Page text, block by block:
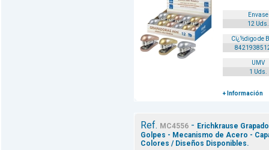
Envase
12 Uds.
Cï¿½digo de
UMV
1 Uds.
+ Información
Ref. MC4556- Erichkrause
Golpes - Mecanismo de Acero -
Colores / Diseños Disponibles.